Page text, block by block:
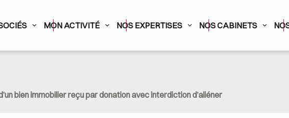
MON ACTIVITÉ NOS EXPERTISES NOS CABINETS
bien immobilier reçu par donation avec interdiction d’aliéner